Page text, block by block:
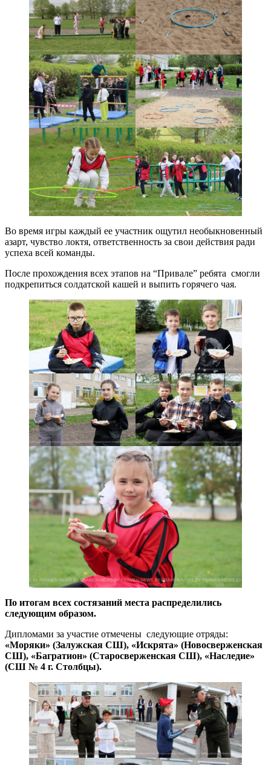
Во время игры каждый ее участник ощутил необыкновенный
азарт, чувство локтя, ответственность за свои действия ради
успеха всей команды.
После прохождения всех этапов на “Привале” ребята смогли
подкрепиться солдатской кашей и выпить горячего чая.
По итогам всех состязаний места распределились
следующим образом.
Дипломами за участие отмечены следующие отряды:
«Моряки» (Залужская СШ), «Искрята» (Новосверженская
СШ), «Багратион» (Старосверженская СШ), «Наследие»
(СШ № 4 г. Столбцы).